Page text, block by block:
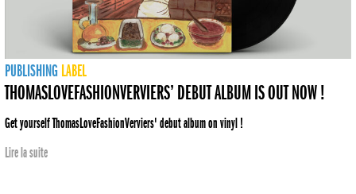
PUBLISHING LABEL
THOMASLOVEFASHIONVERVIERS’ DEBUT ALBUM IS OUT NOW !
Get yourself ThomasLoveFashionVerviers' debut album on vinyl !
Lire la suite